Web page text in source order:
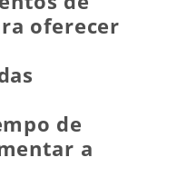
oferecer
de
a